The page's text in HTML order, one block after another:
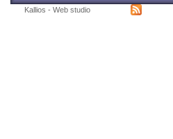
Kallios - Web studio